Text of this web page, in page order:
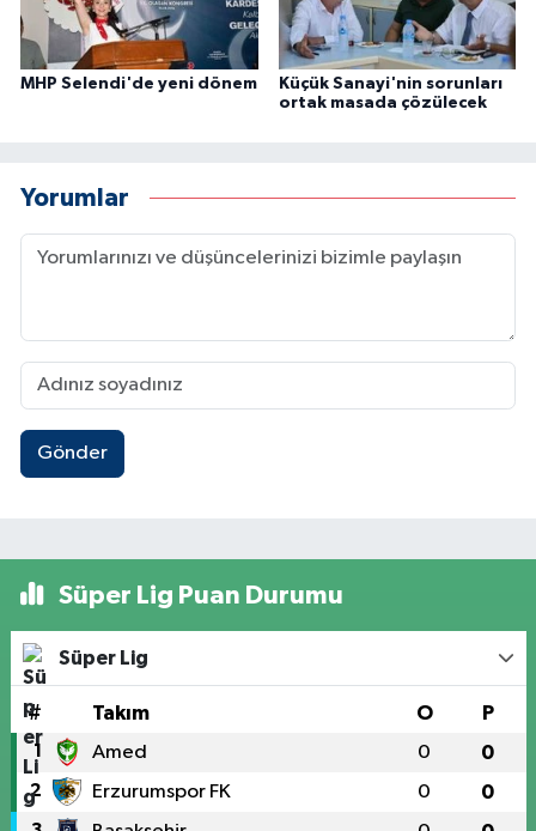
MHP Selendi'de yeni dönem
Küçük Sanayi'nin sorunları
ortak masada çözülecek
Yorumlar
Gönder
Süper Lig Puan Durumu
Süper Lig
# Takım O P
1 Amed 0 0
2 Erzurumspor FK 0 0